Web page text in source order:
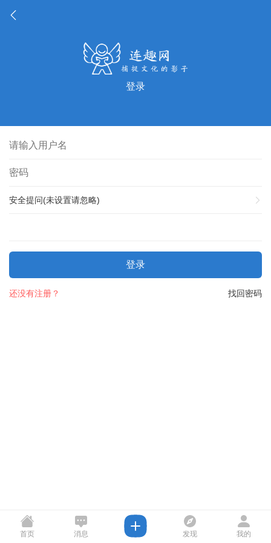
登录
安全提问(未设置请忽略)
登录
找回密码
还没有注册？
首页 消息 发现 我的